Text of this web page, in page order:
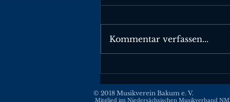
Kommentar verfassen...
© 2018 Musikverein Bakum e. V.
Mitglied im Niedersächsischen Musikverband